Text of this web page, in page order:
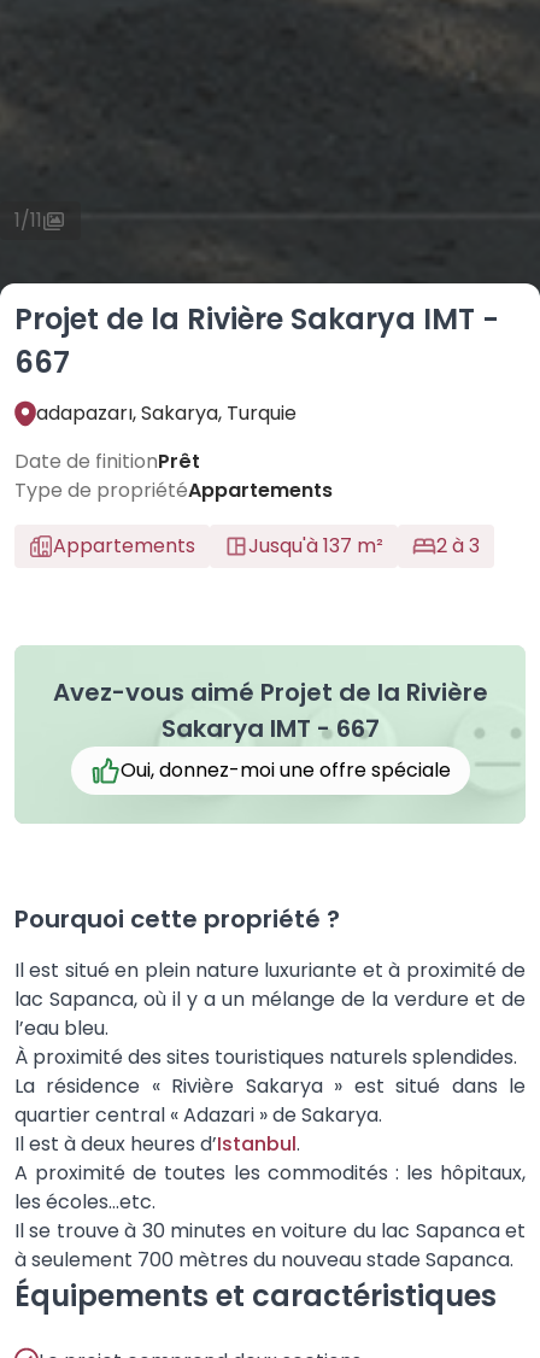
1/11
Projet de la Rivière Sakarya IMT -
667
adapazarı, Sakarya, Turquie
Date de finitionPrêt
Type de propriétéAppartements
Appartements
Jusqu'à 137 m² 2 à 3
Avez-vous aimé Projet de la Rivière
Sakarya IMT - 667
Oui, donnez-moi une offre spéciale
Pourquoi cette propriété ?
Il est situé en plein nature luxuriante et à proximité de
lac Sapanca, où il y a un mélange de la verdure et de
l’eau bleu.
À proximité des sites touristiques naturels splendides.
La résidence « Rivière Sakarya » est situé dans le
quartier central « Adazari » de Sakarya.
Il est à deux heures d’Istanbul.
A proximité de toutes les commodités : les hôpitaux,
les écoles…etc.
Il se trouve à 30 minutes en voiture du lac Sapanca et
à seulement 700 mètres du nouveau stade Sapanca.
Équipements et caractéristiques